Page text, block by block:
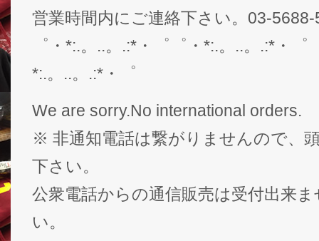
営業時間内にご連絡下さい。03-5688-
゜・*:.。..。.:*・゜゜・*:.。..。.:*・
*:.。..。.:*・゜
We are sorry.No international orders.
※ 非通知電話は繋がりませんので、
下さい。
公衆電話からの通信販売は受付出来
い。